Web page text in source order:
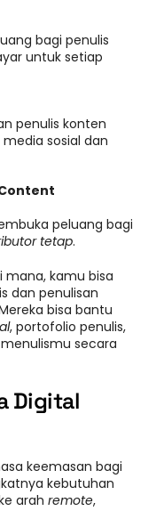
bagi penulis
untuk setiap
penulis konten
sosial dan
peluang bagi
tetap.
mana, kamu bisa
dan penulisan
bisa bantu
, portofolio penulis,
secara
Digital
keemasan bagi
kebutuhan
arahremote,